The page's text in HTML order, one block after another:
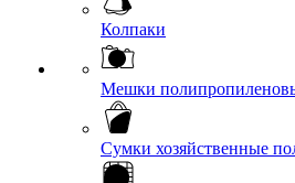
Колпаки
Мешки
Сумки хозяйственные